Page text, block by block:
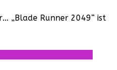
„Blade Runner 2049“ ist